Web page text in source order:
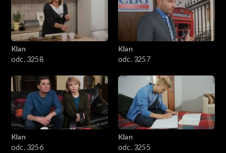
Klan
odc. 3258
Klan
odc. 3257
Klan
odc. 3256
Klan
odc. 3255